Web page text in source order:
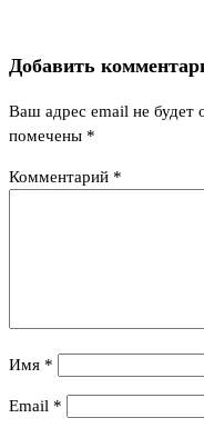
Добавить
Ваш адрес email не будет
помечены *
Комментарий *
Имя *
Email *